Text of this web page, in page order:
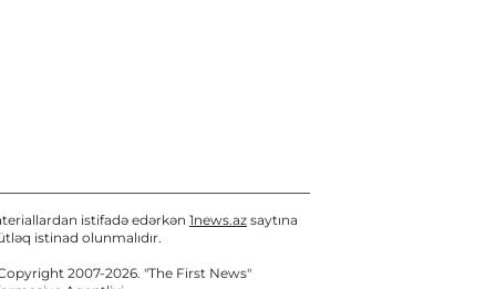
istifadə edərkən 1news.az saytına
istinad olunmalıdır.
2007-2026. "The First News"